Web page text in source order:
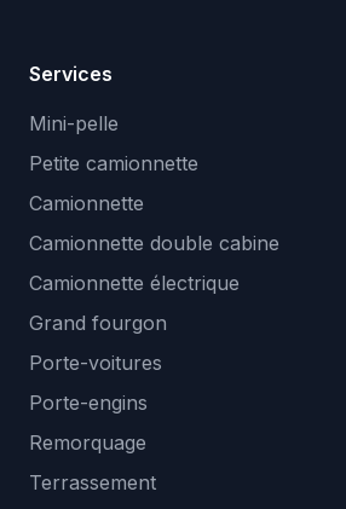
Services
Mini-pelle
Petite camionnette
Camionnette
Camionnette double cabine
Camionnette électrique
Grand fourgon
Porte-voitures
Porte-engins
Remorquage
Terrassement